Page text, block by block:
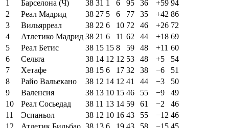
1 Барселона (Ч) 38 31 1 6 95 36 +59 94
2
Реал Мадрид 38 27 5 6 77 35 +42 86
3
Вильярреал 38 22 6 10 72 46 +26 72
4
Атлетико Мадрид 38 21 6 11 62 44 +18 69
5
Реал Бетис 38 15 15 8 59 48 +11 60
6
Сельта 38 14 12 12 53 48 +5
54
7
Хетафе 38 15 6 17 32 38 −6
51
8
Райо Вальекано 38 12 14 12 41 44 −3
50
9
Валенсия 38 13 10 15 46 55 −9
49
10
Реал Сосьедад 38 11 13 14 59 61 −2
46
11
Эспаньол 38 12 10 16 43 55 −12 46
12
Атлетик Бильбао 38 13 6 19 43 58 −15 45